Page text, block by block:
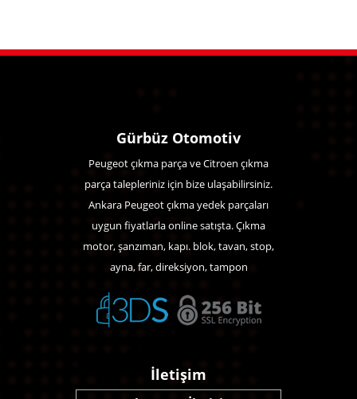
Gürbüz Otomotiv
Peugeot çıkma parça ve Citroen çıkma
parça talepleriniz için bize ulaşabilirsiniz.
Ankara Peugeot çıkma yedek parçaları
uygun fiyatlarla online satışta. Çıkma
motor, şanzıman, kapı. blok, tavan, stop,
ayna, far, direksiyon, tampon
İletişim